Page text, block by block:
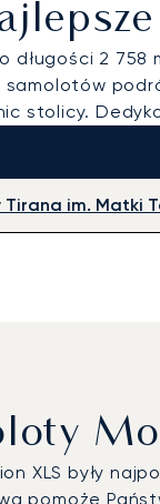
długości 2 758
stolicy.
im. Matki
XLS były
pomoże